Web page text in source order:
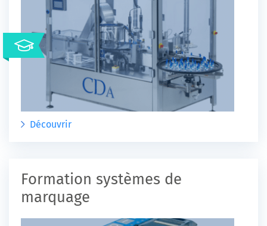
Découvrir
Formation systèmes de
marquage